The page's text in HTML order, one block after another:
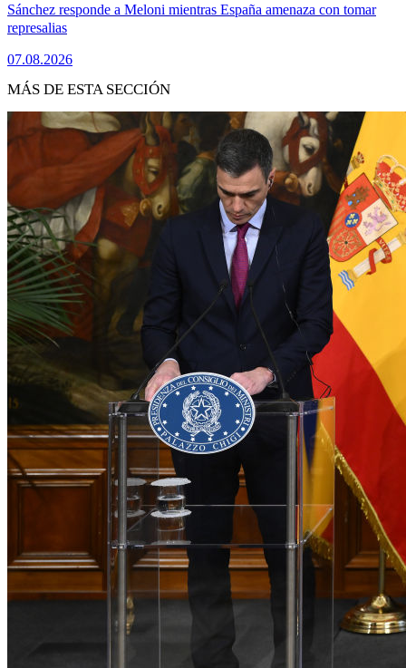
Sánchez responde a Meloni mientras España amenaza con tomar
represalias
07.08.2026
MÁS DE ESTA SECCIÓN